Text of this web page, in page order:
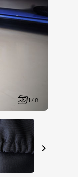
1 / 8